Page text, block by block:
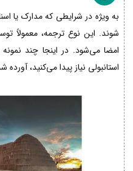
به ویژه در شرایطی که مدارک یا
شوند. این نوع ترجمه، معمولاً
امضا می‌شود. در اینجا چند
استانبولی نیاز پیدا می‌کنید،